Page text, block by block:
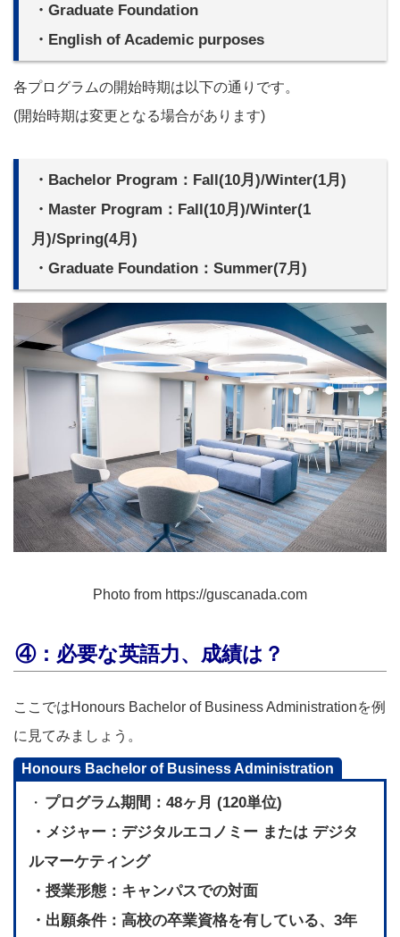
・Graduate Foundation
・English of Academic purposes
各プログラムの開始時期は以下の通りです。
(開始時期は変更となる場合があります)
・Bachelor Program：Fall(10月)/Winter(1月)
・Master Program：Fall(10月)/Winter(1
月)/Spring(4月)
・Graduate Foundation：Summer(7月)
Photo from https://guscanada.com
④：必要な英語力、成績は？
ここではHonours Bachelor of Business Administrationを例
に見てみましょう。
Honours Bachelor of Business Administration
・ プログラム期間：48ヶ月 (120単位)
・メジャー：デジタルエコノミー または デジタ
ルマーケティング
・授業形態：キャンパスでの対面
・出願条件：高校の卒業資格を有している、3年